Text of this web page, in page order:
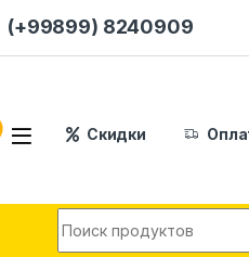
(+99899) 8240909
Скидки